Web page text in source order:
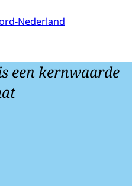
Nederland
een kernwaarde